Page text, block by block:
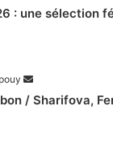
: une sélection
/ Sharifova,